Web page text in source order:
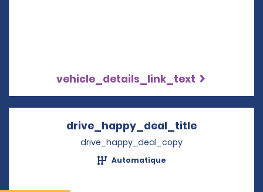
vehicle_details_link_text
drive_happy_deal_title
drive_happy_deal_copy
Automatique